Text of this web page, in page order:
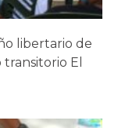
libertario de
El